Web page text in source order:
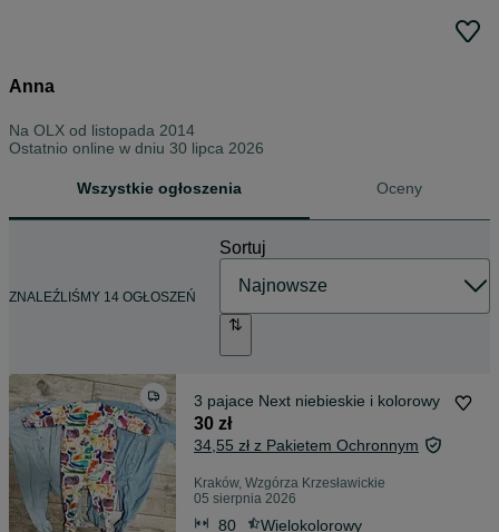
Anna
Na OLX od listopada 2014
Ostatnio online w dniu 30 lipca 2026
Wszystkie ogłoszenia Oceny
ZNALEŹLIŚMY 14 OGŁOSZEŃ
Sortuj
3 pajace Next niebieskie i kolorowy
30 zł
34,55 zł z Pakietem Ochronnym
Kraków, Wzgórza Krzesławickie
05 sierpnia 2026
80 Wielokolorowy